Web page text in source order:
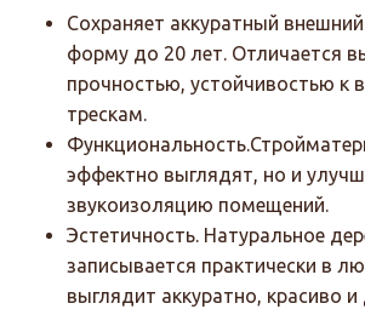
Сохраняет аккуратный
форму до 20 лет. Отличается
прочностью, устойчивостью к
трескам.
эффектно выглядят, но и
звукоизоляцию помещений.
Эстетичность. Натуральное
записывается практически в
выглядит аккуратно, красиво